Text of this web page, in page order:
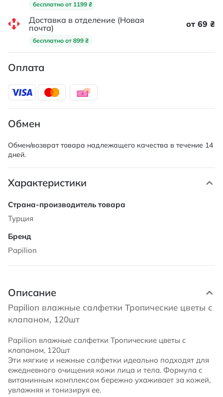
бесплатно от 1199 ₴
Доставка в отделение (Новая
почта)
бесплатно от 899 ₴
от 69 ₴
Оплата
Обмен
Обмен/возврат товара надлежащего качества в течение 14
дней.
Характеристики
Характеристики
Турция
Papilion
Описание
Papilion влажные салфетки Тропические цветы с
клапаном, 120шт
Papilion влажные салфетки Тропические цветы с
клапаном, 120шт
Эти мягкие и нежные салфетки идеально подходят для
ежедневного очищения кожи лица и тела. Формула с
витаминным комплексом бережно ухаживает за кожей,
увлажняя и тонизируя ее.